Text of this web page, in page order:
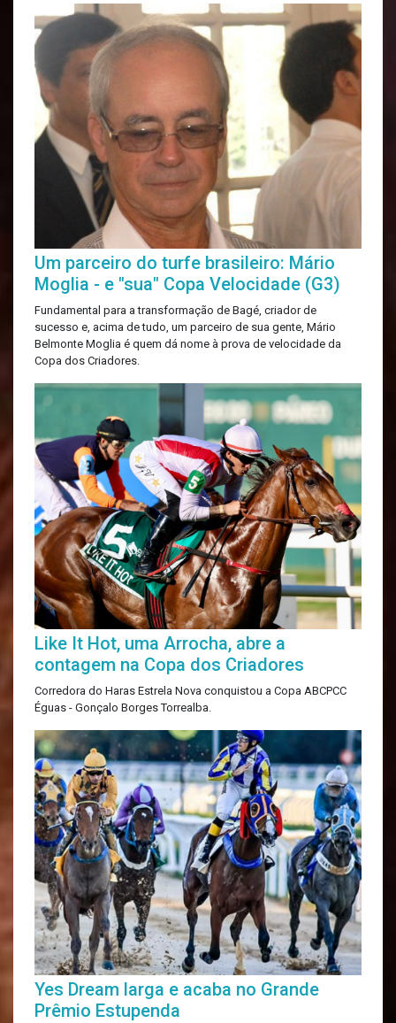
Um parceiro do turfe brasileiro: Mário
Moglia - e "sua" Copa Velocidade (G3)
Fundamental para a transformação de Bagé, criador de
sucesso e, acima de tudo, um parceiro de sua gente, Mário
Belmonte Moglia é quem dá nome à prova de velocidade da
Copa dos Criadores.
Like It Hot, uma Arrocha, abre a
contagem na Copa dos Criadores
Corredora do Haras Estrela Nova conquistou a Copa ABCPCC
Éguas - Gonçalo Borges Torrealba.
Yes Dream larga e acaba no Grande
Prêmio Estupenda